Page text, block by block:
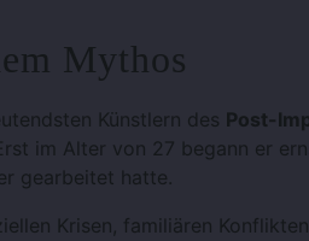
Mythos
Künstlern des Post-
im Alter von 27 begann er
gearbeitet hatte.
Krisen, familiären